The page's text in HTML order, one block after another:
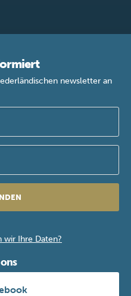
newsletter an
wir Ihre Daten?